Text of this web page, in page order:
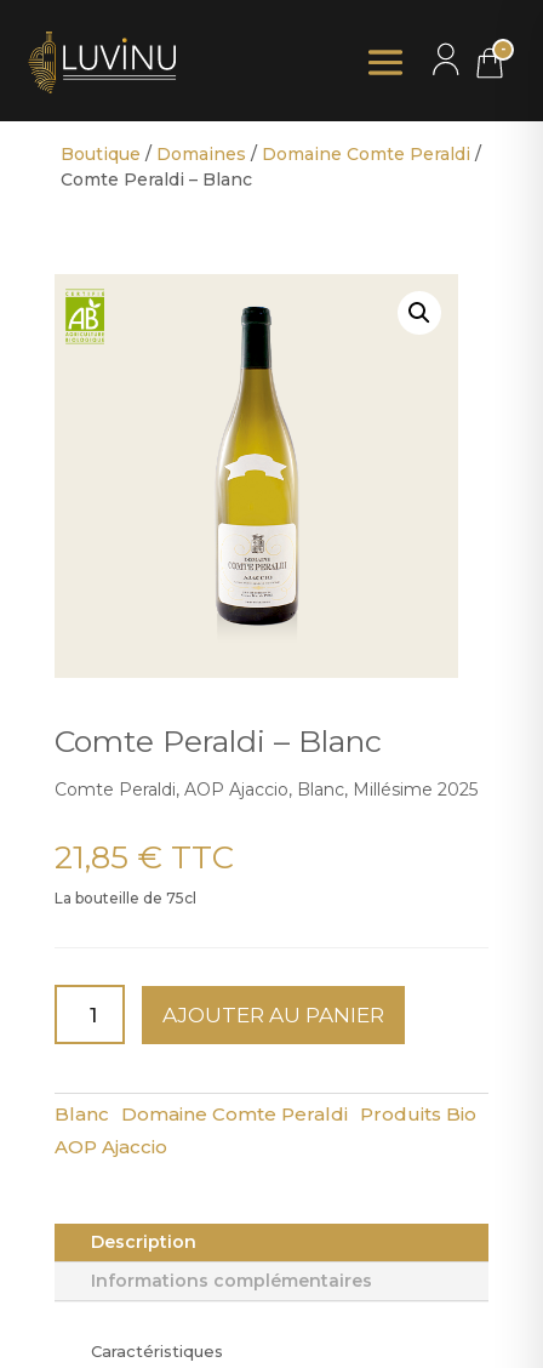
-
Boutique / Domaines / Domaine Comte Peraldi /
Comte Peraldi – Blanc
Comte Peraldi – Blanc
Comte Peraldi, AOP Ajaccio, B lanc, Millésime 2025
21,85 € TTC
La bouteille de 75cl
Comte
-
Blanc
AJOUTER AU PANIER
Blanc Domaine Comte Peraldi
Produits Bio
AOP Ajaccio
Description
Informations complémentaires
Caractéristiques